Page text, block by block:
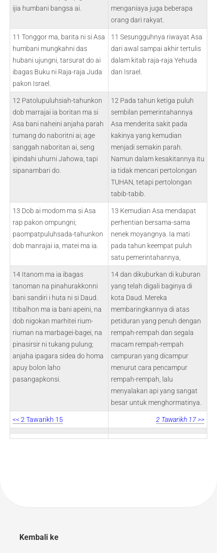
ijia humbani bangsa ai.
menganiaya juga beberapa
orang dari rakyat.
11 Tonggor ma, barita ni si Asa
humbani mungkahni das
hubani ujungni, tarsurat do ai
ibagas Buku ni Raja-raja Juda
pakon Israel.
11 Sesungguhnya riwayat Asa
dari awal sampai akhir tertulis
dalam kitab raja-raja Yehuda
dan Israel.
12 Patolupuluhsiah-tahunkon
dob marrajai ia boritan ma si
Asa bani naheini anjaha parah
tumang do naboritni ai; age
sanggah naboritan ai, seng
ipindahi uhurni Jahowa, tapi
sipanambari do.
12 Pada tahun ketiga puluh
sembilan pemerintahannya
Asa menderita sakit pada
kakinya yang kemudian
menjadi semakin parah.
Namun dalam kesakitannya itu
ia tidak mencari pertolongan
TUHAN, tetapi pertolongan
tabib-tabib.
13 Dob ai modom ma si Asa
rap pakon ompungni;
paompatpuluhsada-tahunkon
dob manrajai ia, matei ma ia.
13 Kemudian Asa mendapat
perhentian bersama-sama
nenek moyangnya. Ia mati
pada tahun keempat puluh
satu pemerintahannya,
14 Itanom ma ia ibagas
tanoman na pinahurakkonni
bani sandiri i huta ni si Daud.
Itibalhon ma ia bani apeini, na
dob nigokan marhitei rium-
riuman na marbagei-bagei, na
pinasirsir ni tukang pulung;
anjaha ipagara sidea do homa
apuy bolon laho
pasangapkonsi.
14 dan dikuburkan di kuburan
yang telah digali baginya di
kota Daud. Mereka
membaringkannya di atas
petiduran yang penuh dengan
rempah-rempah dan segala
macam rempah-rempah
campuran yang dicampur
menurut cara pencampur
rempah-rempah, lalu
menyalakan api yang sangat
besar untuk menghormatinya.
<< 2 Tawarikh 15 2 Tawarikh 17 >>
Kembali ke